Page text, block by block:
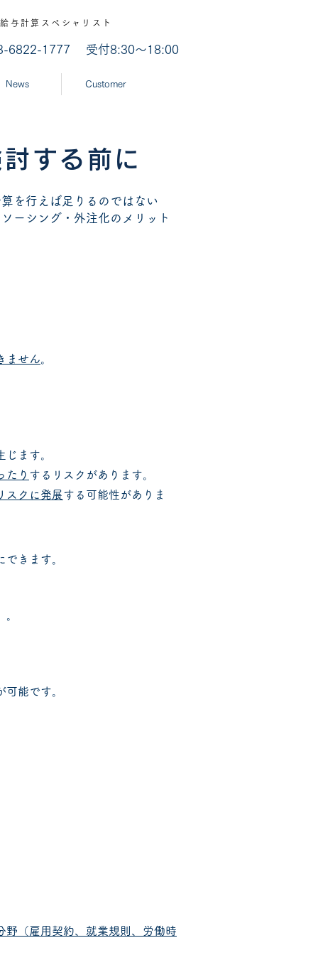
計算スペシャリスト
6822-1777 受付8:30～18:00
News Customer
する前に
を行えば足りるのではない
ーシング・外注化のメリット
ません
じます。
たり するリスクがあります。
スクに発展する可能性がありま
きます。
能です。
野（雇用契約、就業規則、労働時